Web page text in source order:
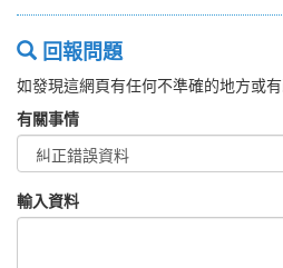
回報問題
如發現這網頁有任何不準確的地方或
有關事情
輸入資料